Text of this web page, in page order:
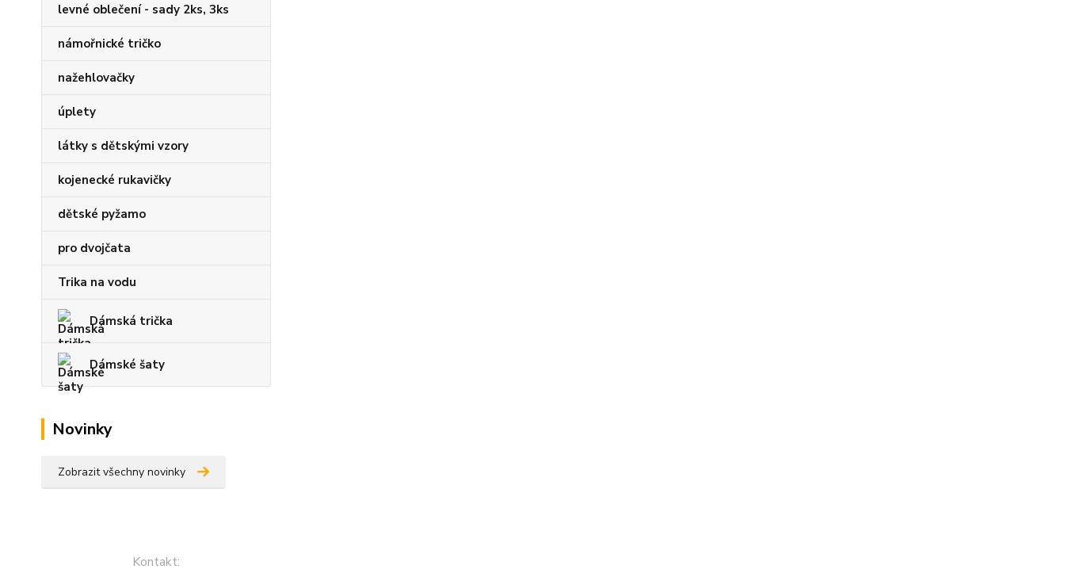
levné oblečení - sady 2ks, 3ks
námořnické tričko
nažehlovačky
úplety
látky s dětskými vzory
kojenecké rukavičky
dětské pyžamo
pro dvojčata
Trika na vodu
Dámská trička
Dámské šaty
Novinky
Zobrazit všechny novinky
Kontakt: